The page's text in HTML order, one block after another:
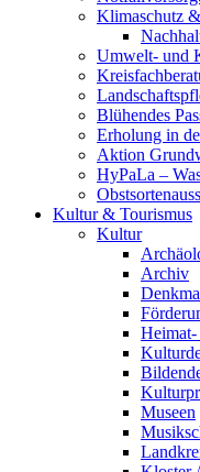
Klimaschutz
Umwelt- und
Blühendes
Erholung in
Aktion
HyPaLa –
Kultur & Tourismus
Kultur
Archiv
Heimat-
Museen